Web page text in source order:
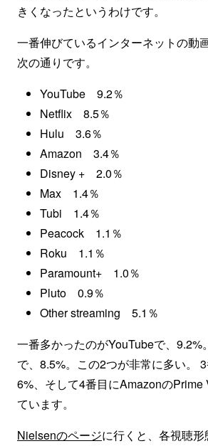
きくなったというわけです。
一番伸びているインターネットの動
次の通りです。
YouTube 9.2％
Netflix 8.5％
Hulu 3.6％
Amazon 3.4％
Disney + 2.0％
Max 1.4％
Tubi 1.4％
Peacock 1.1％
Roku 1.1％
Paramount+ 1.0％
Pluto 0.9％
Other streaming 5.1％
一番多かったのがYouTubeで、9.2%
で、8.5%。この2つが非常に多い。
6%、そして4番目にAmazonのPrime
ています。
Nielsenのページに行くと、各視聴